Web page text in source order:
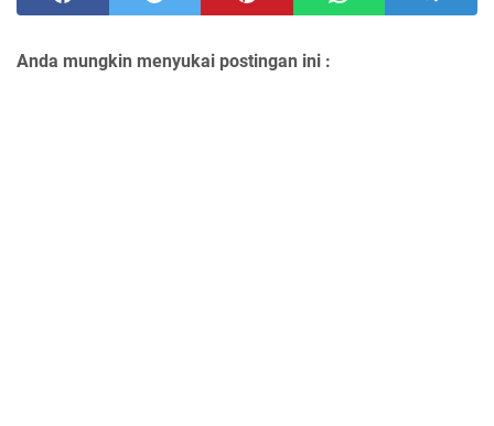
Anda mungkin menyukai postingan ini :